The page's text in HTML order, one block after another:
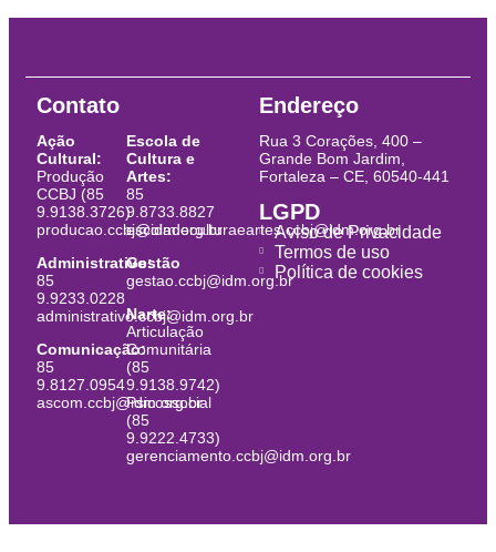
Contato
Ação
Cultural:
Produção
CCBJ (85
9.9138.3726)
producao.ccbj@idm.org.br
Administrativo:
85
9.9233.0228
administrativo.ccbj@idm.org.br
Comunicação:
85
9.8127.0954
ascom.ccbj@idm.org.br
Escola de
Cultura e
Artes:
85
9.8733.8827
escoladeculturaeartes.ccbj@idm.org.br
Gestão
gestao.ccbj@idm.org.br
Narte:
Articulação
Comunitária
(85
9.9138.9742)
Psicossocial
(85
9.9222.4733)
gerenciamento.ccbj@idm.org.br
Endereço
Rua 3 Corações, 400 –
Grande Bom Jardim,
Fortaleza – CE, 60540-441
LGPD
Aviso de Privacidade
Termos de uso
Política de cookies